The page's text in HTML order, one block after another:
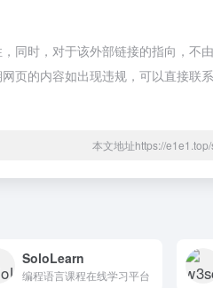
同时，对于该外部链接的指向，不
页的内容如出现违规，可以直接联
本文地址https://
SoloLearn
编程语言课程在线学习平台